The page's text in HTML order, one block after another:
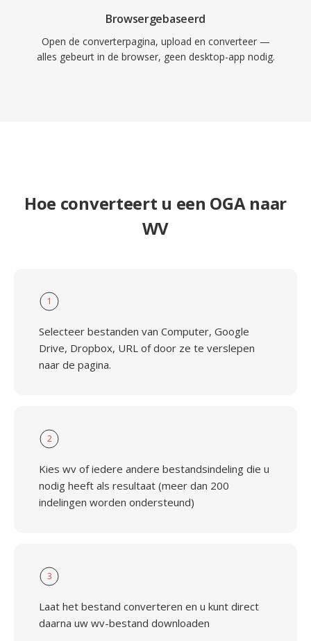
Browsergebaseerd
Open de converterpagina, upload en converteer —
alles gebeurt in de browser, geen desktop-app nodig.
Hoe converteert u een OGA naar
WV
1
Selecteer bestanden van Computer, Google
Drive, Dropbox, URL of door ze te verslepen
naar de pagina.
2
Kies wv of iedere andere bestandsindeling die u
nodig heeft als resultaat (meer dan 200
indelingen worden ondersteund)
3
Laat het bestand converteren en u kunt direct
daarna uw wv-bestand downloaden